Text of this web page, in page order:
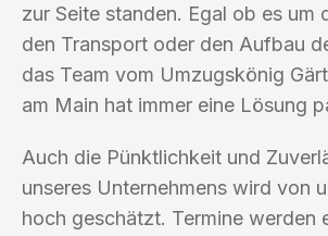
zur Seite standen. Egal ob es um
den Transport oder den Aufbau
das Team vom Umzugskönig
am Main hat immer eine Lösung
Auch die Pünktlichkeit und
unseres Unternehmens wird von
hoch geschätzt. Termine werden